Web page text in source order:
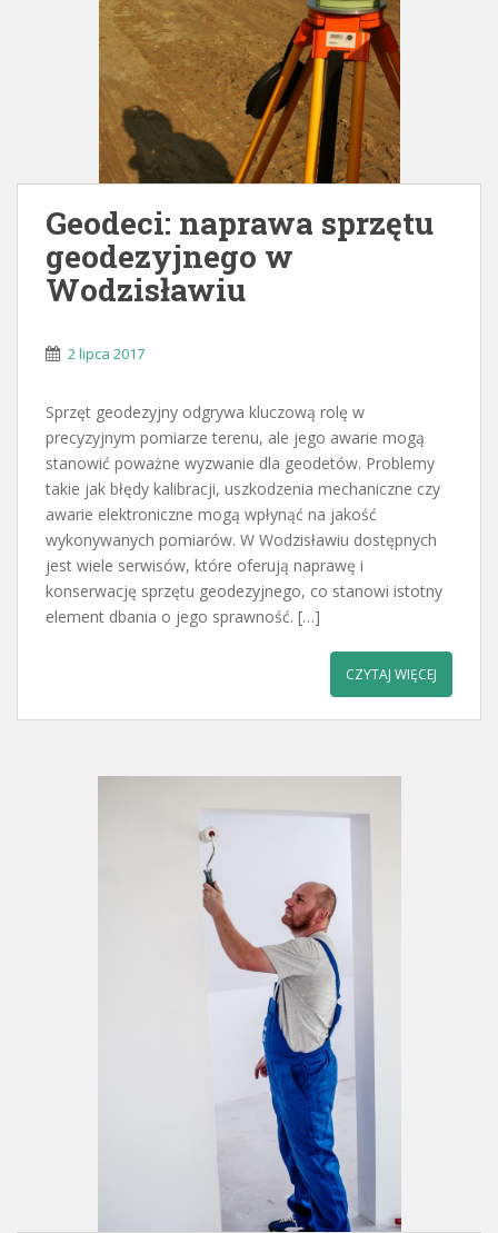
Geodeci: naprawa sprzętu
geodezyjnego w
Wodzisławiu
2 lipca 2017
Sprzęt geodezyjny odgrywa kluczową rolę w
precyzyjnym pomiarze terenu, ale jego awarie mogą
stanowić poważne wyzwanie dla geodetów. Problemy
takie jak błędy kalibracji, uszkodzenia mechaniczne czy
awarie elektroniczne mogą wpłynąć na jakość
wykonywanych pomiarów. W Wodzisławiu dostępnych
jest wiele serwisów, które oferują naprawę i
konserwację sprzętu geodezyjnego, co stanowi istotny
element dbania o jego sprawność. […]
CZYTAJ WIĘCEJ